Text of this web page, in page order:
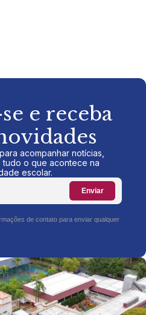
e receba
acompanhar notícias,
o que acontece na
escolar.
Enviar
de contato para enviar qualquer